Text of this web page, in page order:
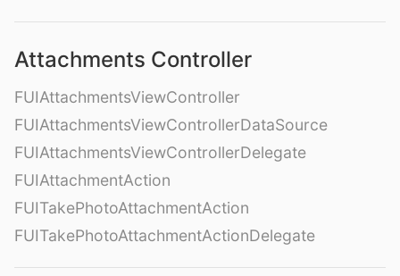
Attachments Controller
FUIAttachmentsViewController
FUIAttachmentsViewControllerDataSource
FUIAttachmentsViewControllerDelegate
FUIAttachmentAction
FUITakePhotoAttachmentAction
FUITakePhotoAttachmentActionDelegate